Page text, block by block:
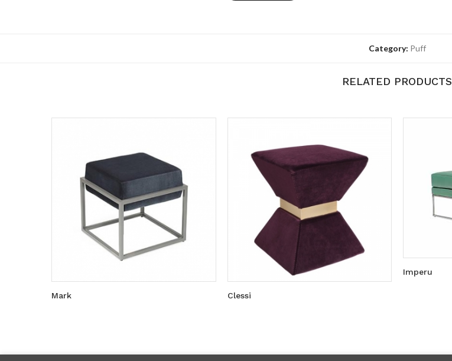
Category: Puff
RELATED PRODUCTS
Mark Clessi
Imperu